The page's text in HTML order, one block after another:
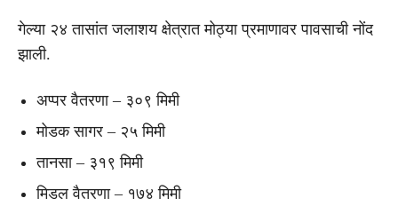
गेल्या २४ तासांत जलाशय क्षेत्रात मोठ्या प्रमाणावर पावसाची नोंद
झाली.
अप्पर वैतरणा – ३०९ मिमी
मोडक सागर – २५ मिमी
तानसा – ३१९ मिमी
मिडल वैतरणा – १७४ मिमी